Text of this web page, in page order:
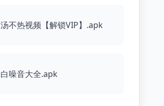
汤不热视频【解锁VIP】.apk
白噪音大全.apk